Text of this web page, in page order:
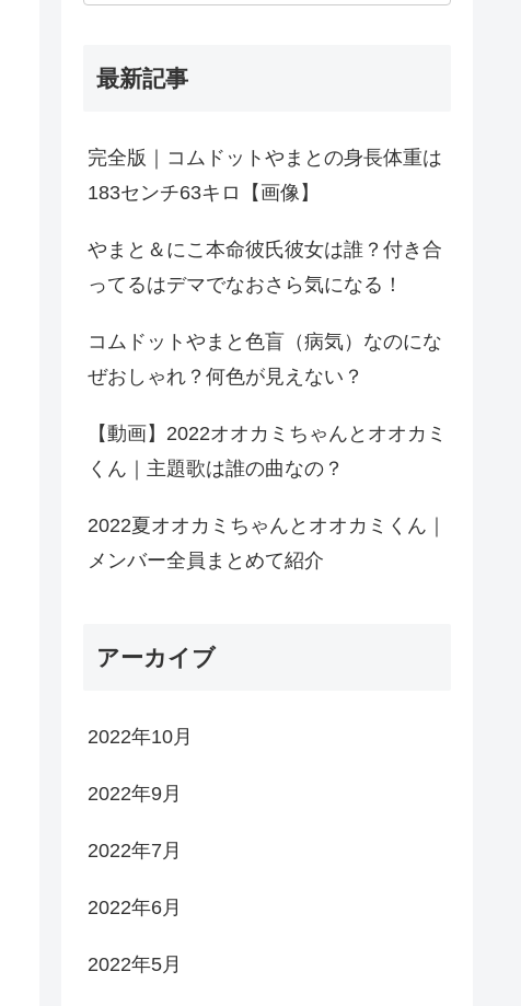
最新記事
完全版｜コムドットやまとの身長体重は
183センチ63キロ【画像】
やまと＆にこ本命彼氏彼女は誰？付き合
ってるはデマでなおさら気になる！
コムドットやまと色盲（病気）なのにな
ぜおしゃれ？何色が見えない？
【動画】2022オオカミちゃんとオオカミ
くん｜主題歌は誰の曲なの？
2022夏オオカミちゃんとオオカミくん｜
メンバー全員まとめて紹介
アーカイブ
2022年10月
2022年9月
2022年7月
2022年6月
2022年5月